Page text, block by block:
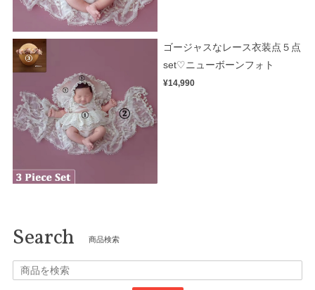
ゴージャスなレース衣装点５点
set♡ニューボーンフォト
¥14,990
Search 商品検索